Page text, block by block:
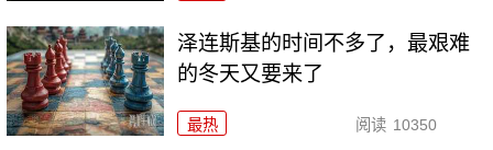
泽连斯基的时间不多了，最艰难
的冬天又要来了
最热 阅读 10350